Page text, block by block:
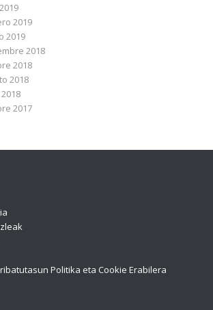
2019
2019
2018
2018
2018
2017
Politika eta Cookie Erabilera